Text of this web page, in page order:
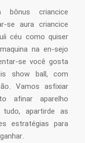
bônus criancice
se aura criancice
céu como quiser
na en-sejo
se você gosta
show ball, com
Vamos asfixiar
afinar aparelho
apartirde as
estratégias para